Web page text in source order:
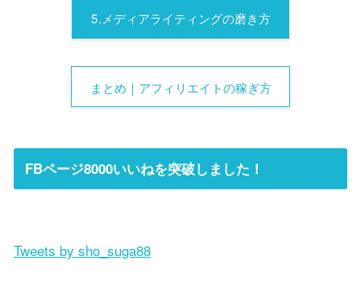
5.メディアライティングの磨き方
まとめ｜アフィリエイトの稼ぎ方
FBページ8000いいねを突破しました！
Tweets by sho_suga88